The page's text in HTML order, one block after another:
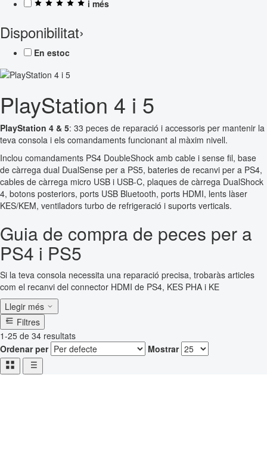
i més
Disponibilitat›
En estoc
PlayStation 4 i 5
PlayStation 4 & 5: 33 peces de reparació i accessoris per mantenir la
teva consola i els comandaments funcionant al màxim nivell.
Inclou comandaments PS4 DoubleShock amb cable i sense fil, base
de càrrega dual DualSense per a PS5, bateries de recanvi per a PS4,
cables de càrrega micro USB i USB-C, plaques de càrrega DualShock
4, botons posteriors, ports USB Bluetooth, ports HDMI, lents làser
KES/KEM, ventiladors turbo de refrigeració i suports verticals.
Guia de compra de peces per a
PS4 i PS5
Si la teva consola necessita una reparació precisa, trobaràs articles
com el recanvi del connector HDMI de PS4, KES PHA i KE
Llegir més
Filtres
1-25 de 34 resultats
Ordenar per
Mostrar